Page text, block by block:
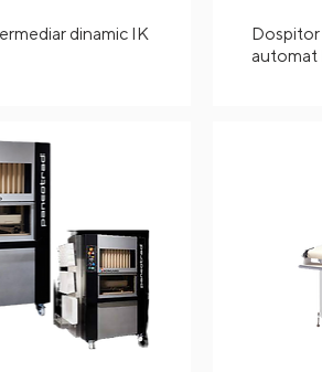
dinamic IK
Dospitor
automat